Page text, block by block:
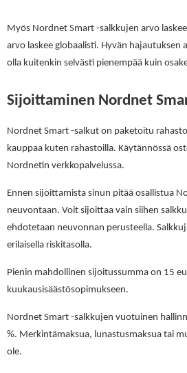
Myös Nordnet Smart -salkkujen arvo
arvo laskee globaalisti. Hyvän hajautuksen
olla kuitenkin selvästi pienempää kuin
Sijoittaminen Nordnet
Nordnet Smart -salkut on paketoitu
kauppaa kuten rahastoilla. Käytännössä
Nordnetin verkkopalvelussa.
Ennen sijoittamista sinun pitää osallistua
neuvontaan. Voit sijoittaa vain siihen
ehdotetaan neuvonnan perusteella.
erilaisella riskitasolla.
Pienin mahdollinen sijoitussumma on 15
kuukausisäästösopimukseen.
Nordnet Smart -salkkujen vuotuinen
%. Merkintämaksua, lunastusmaksua tai
ole.